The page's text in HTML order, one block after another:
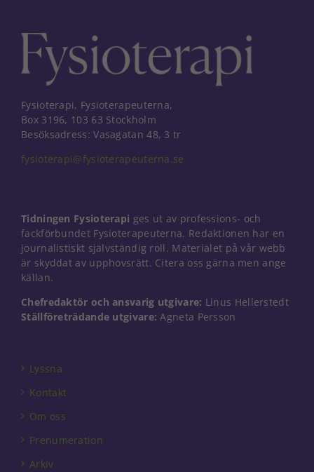
Fysioterapi, Fysioterapeuterna,
Box 3196, 103 63 Stockholm
Besöksadress: Vasagatan 48, 3 tr
fysioterapi@fysioterapeuterna.se
Tidningen Fysioterapi ges ut av professions- och
fackförbundet Fysioterapeuterna. Redaktionen har en
journalistiskt självständig roll. Materialet på vår webb
är skyddat av upphovsrätt. Citera oss gärna men ange
källan.
Chefredaktör och ansvarig utgivare: Linus Hellerstedt
Ställföreträdande utgivare: Agneta Persson
Lyssna
Kontakt
Om oss
Prenumeration
Arkiv
Dessa kakor
går inte att
välja bort. De
behövs för
att hemsidan
taget ska
fungera.